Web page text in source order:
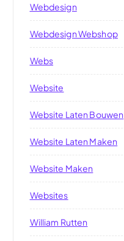
Webdesign
Webdesign Webshop
Webs
Website
Website Laten Bouwen
Website Laten Maken
Website Maken
Websites
William Rutten